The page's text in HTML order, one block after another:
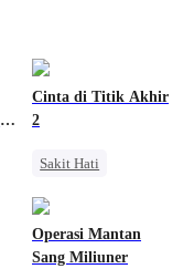
Cinta di Titik Akhir
2
Sakit Hati
Atlet
Operasi Mantan
Sang Miliuner